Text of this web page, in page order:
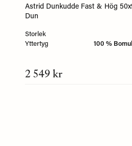
Astrid Dunkudde Fast & Hög
Dun
Storlek
Yttertyg
100 %
2 549 kr